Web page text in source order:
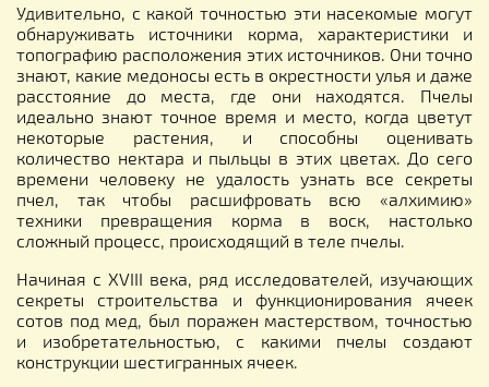
Удивительно, с какой точностью эти насекомые могут
обнаруживать источники корма, характеристики и
топографию расположения этих источников. Они точно
знают, какие медоносы есть в окрестности улья и даже
расстояние до места, где они находятся. Пчелы
идеально знают точное время и место, когда цветут
некоторые растения, и способны оценивать
количество нектара и пыльцы в этих цветах. До сего
времени человеку не удалость узнать все секреты
пчел, так чтобы расшифровать всю «алхимию»
техники превращения корма в воск, настолько
сложный процесс, происходящий в теле пчелы.
Начиная с XVIII века, ряд исследователей, изучающих
секреты строительства и функционирования ячеек
сотов под мед, был поражен мастерством, точностью
и изобретательностью, с какими пчелы создают
конструкции шестигранных ячеек.